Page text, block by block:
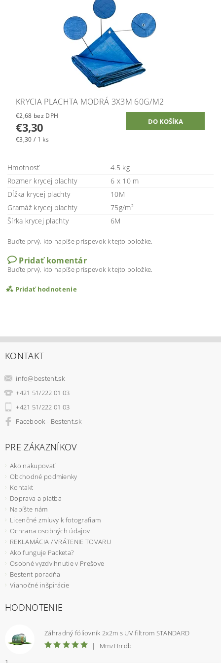
KRYCIA PLACHTA MODRÁ 3X3M 60G/M2
€2,68 bez DPH
€3,30
€3,30 / 1 ks
Hmotnosť
4.5 kg
Rozmer krycej plachty
6 x 10 m
Dĺžka krycej plachty
10M
Gramáž krycej plachty
75g/m²
Šírka krycej plachty
6M
Buďte prvý, kto napíše príspevok k tejto položke.
Pridať komentár
Buďte prvý, kto napíše príspevok k tejto položke.
Pridať hodnotenie
KONTAKT
info@bestent.sk
+421 51/222 01 03
+421 51/222 01 03
Facebook - Bestent.sk
PRE ZÁKAZNÍKOV
Ako nakupovať
Obchodné podmienky
Kontakt
Doprava a platba
Napíšte nám
Licenčné zmluvy k fotografiam
Ochrana osobných údajov
REKLAMÁCIA / VRÁTENIE TOVARU
Ako funguje Packeta?
Osobné vyzdvihnutie v Prešove
Bestent poradňa
Vianočné inšpirácie
HODNOTENIE
Záhradný fóliovník 2x2m s UV filtrom STANDARD
|
MmzHrrdb